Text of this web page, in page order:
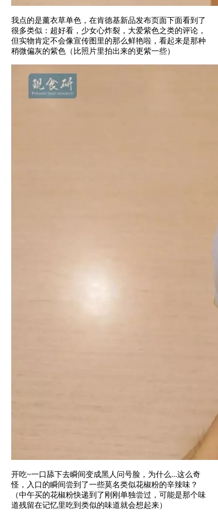
我点的是薰衣草单色，在肯德基新品发布页面下面看到了
很多类似：超好看，少女心炸裂，大爱紫色之类的评论，
但实物肯定不会像宣传图里的那么鲜艳啦，看起来是那种
稍微偏灰的紫色（比照片里拍出来的更紫一些）
开吃~一口舔下去瞬间变成黑人问号脸，为什么...这么奇
怪，入口的瞬间尝到了一些莫名类似花椒粉的辛辣味？
（中午买的花椒粉快递到了刚刚单独尝过，可能是那个味
道残留在记忆里吃到类似的味道就会想起来）